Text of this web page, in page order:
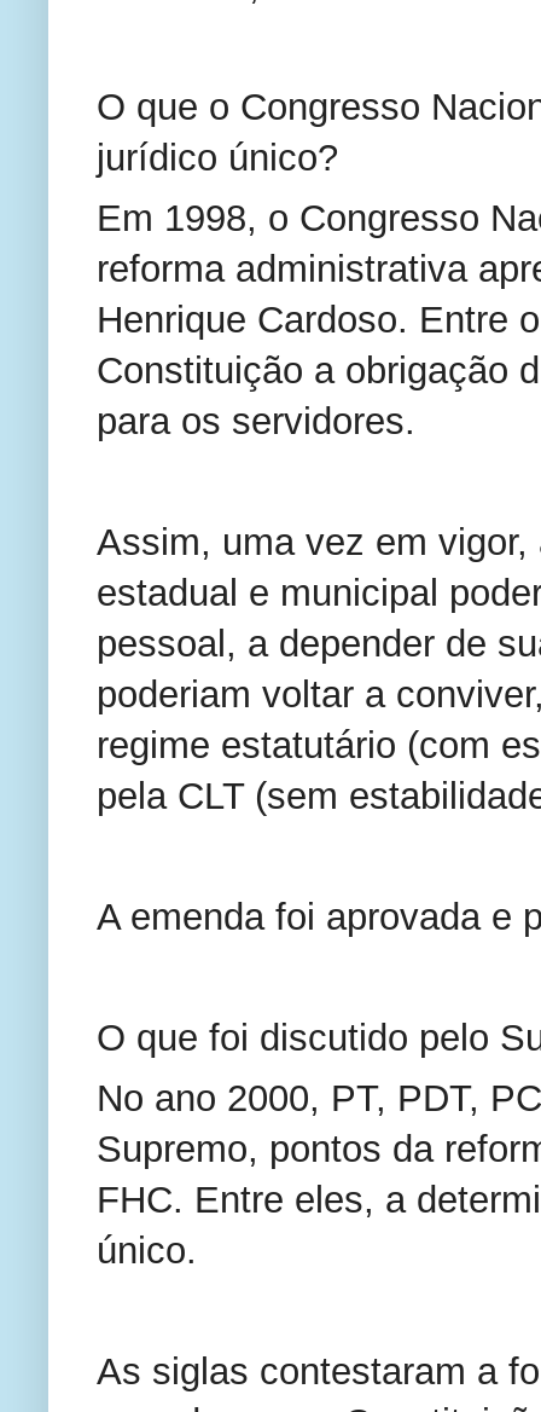
O que o Congresso
jurídico único?
Em 1998, o Congresso
reforma administrativa
Henrique Cardoso. Entre
Constituição a obrigação
para os servidores.
Assim, uma vez em
estadual e municipal
pessoal, a depender de
poderiam voltar a
regime estatutário (com
pela CLT (sem
A emenda foi aprovada e
O que foi discutido pelo
No ano 2000, PT, PDT,
Supremo, pontos da
FHC. Entre eles, a
único.
As siglas contestaram a